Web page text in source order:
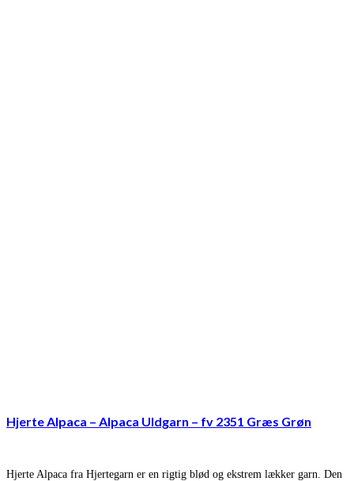
Hjerte Alpaca – Alpaca Uldgarn – fv 2351 Græs Grøn
Hjerte Alpaca fra Hjertegarn er en rigtig blød og ekstrem lækker garn. Den